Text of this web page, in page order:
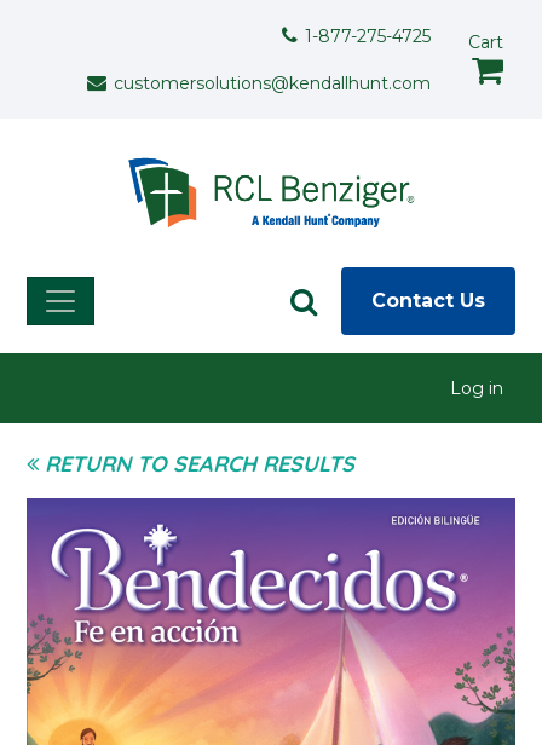
1-877-275-4725
customersolutions@kendallhunt.com
Cart
Contact Us
Log in
RETURN TO SEARCH RESULTS